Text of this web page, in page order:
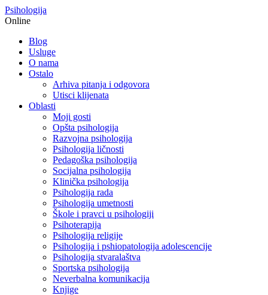
Psihologija
Online
Blog
Usluge
O nama
Ostalo
Arhiva pitanja i odgovora
Utisci klijenata
Oblasti
Moji gosti
Opšta psihologija
Razvojna psihologija
Psihologija ličnosti
Pedagoška psihologija
Socijalna psihologija
Klinička psihologija
Psihologija rada
Psihologija umetnosti
Škole i pravci u psihologiji
Psihoterapija
Psihologija religije
Psihologija i pshiopatologija adolescencije
Psihologija stvaralaštva
Sportska psihologija
Neverbalna komunikacija
Knjige